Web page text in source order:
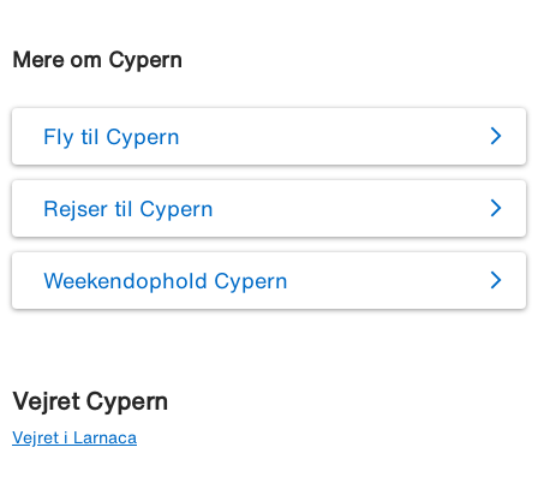
Mere om Cypern
Fly til Cypern
Rejser til Cypern
Weekendophold Cypern
Vejret Cypern
Vejret i Larnaca